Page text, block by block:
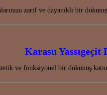
zarif ve dayanıklı bir
Karasu Yassıgeçit
ve fonksiyonel bir dokunuş